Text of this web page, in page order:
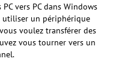
vers PC dans Windows
utiliser un périphérique
voulez transférer des
vous tourner vers un